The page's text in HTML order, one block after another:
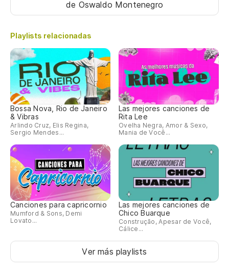
de Oswaldo Montenegro
Playlists relacionadas
Bossa Nova, Rio de Janeiro
& Vibras
Arlindo Cruz, Elis Regina,
Sergio Mendes...
Las mejores canciones de
Rita Lee
Ovelha Negra, Amor & Sexo,
Mania de Você...
Canciones para capricornio
Mumford & Sons, Demi
Lovato...
Las mejores canciones de
Chico Buarque
Construção, Apesar de Você,
Cálice...
Ver más playlists